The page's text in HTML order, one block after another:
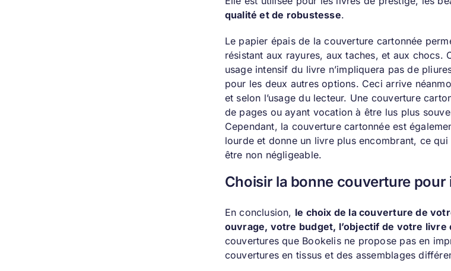
qualité et de robustesse.
Le papier épais de la couverture cartonnée
résistant aux rayures, aux taches, et aux
usage intensif du livre n’impliquera pas de
pour les deux autres options. Ceci arrive
et selon l’usage du lecteur. Une couverture
de pages ou ayant vocation à être lus plus
Cependant, la couverture cartonnée est
lourde et donne un livre plus encombrant, ce
être non négligeable.
Choisir la bonne couverture
En conclusion, le choix de la couverture de
ouvrage, votre budget, l’objectif de votre livre
couvertures que Bookelis ne propose pas en
couvertures en tissus et des assemblages